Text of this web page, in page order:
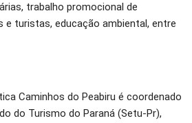
trabalho promocional de
e turistas, educação ambiental, entre
Caminhos do Peabiru é coordenado
do Turismo do Paraná (Setu-Pr),